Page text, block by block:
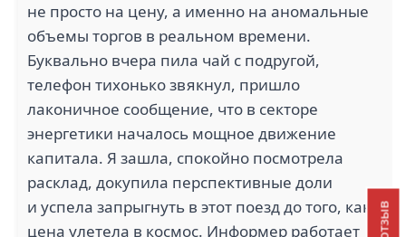
не просто на цену, а именно на аномальные
объемы торгов в реальном времени.
Буквально вчера пила чай с подругой,
телефон тихонько звякнул, пришло
лаконичное сообщение, что в секторе
энергетики началось мощное движение
капитала. Я зашла, спокойно посмотрела
расклад, докупила перспективные доли
и успела запрыгнуть в этот поезд до того, как
цена улетела в космос. Информер работает